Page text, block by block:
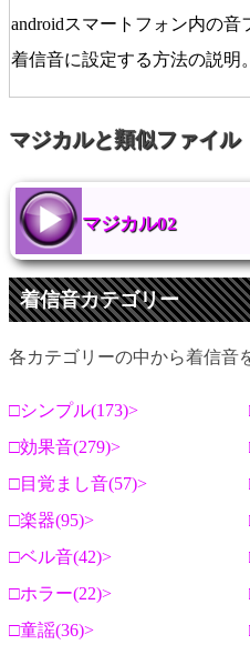
androidスマートフォン内の音
着信音に設定する方法の説明。
マジカルと類似ファイル
マジカル02
着信音カテゴリー
各カテゴリーの中から着信音
シンプル(173)
効果音(279)
目覚まし音(57)
楽器(95)
ベル音(42)
ホラー(22)
童謡(36)